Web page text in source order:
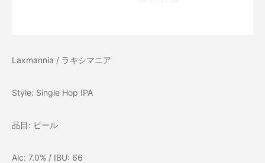
Laxmannia / ラキシマニア
Style: Single Hop IPA
品目: ビール
Alc: 7.0% / IBU: 66